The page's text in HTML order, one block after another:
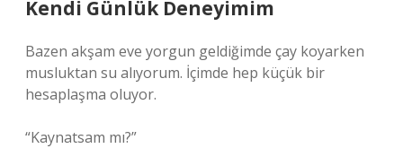
Kendi Günlük Deneyimim
Bazen akşam eve yorgun geldiğimde çay koyarken
musluktan su alıyorum. İçimde hep küçük bir
hesaplaşma oluyor.
“Kaynatsam mı?”